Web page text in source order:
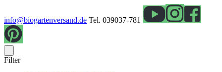
info@biogartenversand.de Tel. 039037-781
Filter